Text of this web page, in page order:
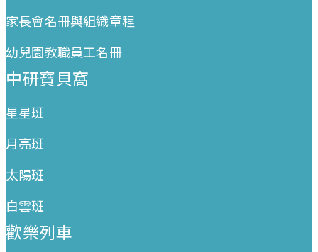
家長會名冊與組織章程
幼兒園教職員工名冊
中研寶貝窩
星星班
月亮班
太陽班
白雲班
歡樂列車